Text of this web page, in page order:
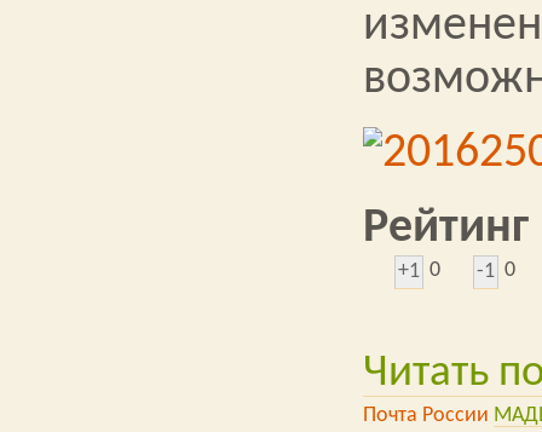
Рейтинг
+1 0 -1 0
Читать
Почта России